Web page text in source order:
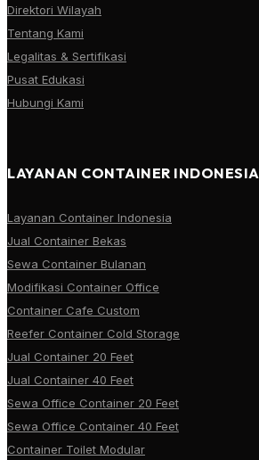
Direktori Wilayah
Tentang Kami
Legalitas & Sertifikasi
Pusat Edukasi
Hubungi Kami
LAYANAN CONTAINER INDONESIA
Layanan Container Indonesia
Jual Container Bekas
Sewa Container Bulanan
Modifikasi Container Office
Container Cafe Custom
Reefer Container Cold Storage
Jual Container 20 Feet
Jual Container 40 Feet
Sewa Office Container 20 Feet
Sewa Office Container 40 Feet
Container Toilet Modular